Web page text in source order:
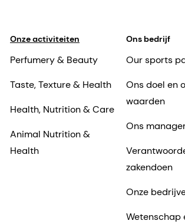
Onze activiteiten
Perfumery & Beauty
Taste, Texture & Health
Health, Nutrition & Care
Animal Nutrition &
Health
Ons bedrijf
Our sports
Ons doel en
waarden
Ons
zakendoen
Onze
Wetenschap